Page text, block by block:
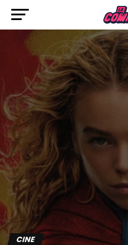
CINE